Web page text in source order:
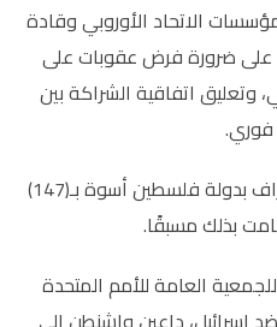
الاتحاد الأوروبي وقادة
على ضرورة فرض عقوبات على
وتعليق اتفاقية الشراكة بين
فوري.
وطالبوا (13) دولة أوروبية بالاعتراف بدولة فلسطين أسوة بـ(147)
بذلك مسبقًا.
العامة للأمم المتحدة